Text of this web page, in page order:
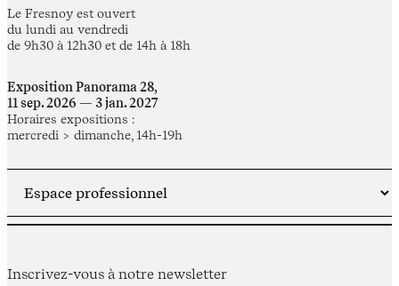
Le Fresnoy est ouvert
du lundi au vendredi
de 9h30 à 12h30 et de 14h à 18h
Exposition Panorama 28,
11 sep. 2026 — 3 jan. 2027
Horaires expositions :
mercredi > dimanche, 14h-19h
Inscrivez-vous à notre newsletter